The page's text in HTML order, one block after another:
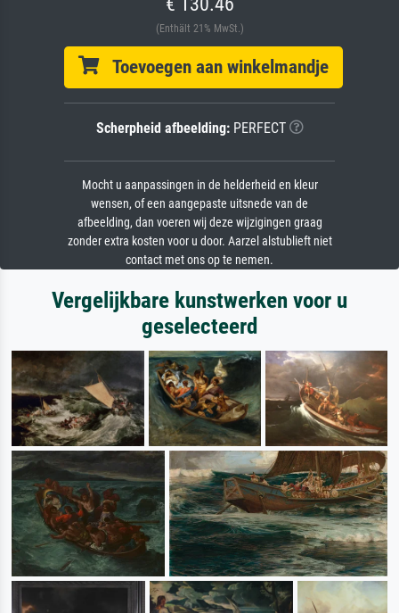
(Enthält 21% MwSt.)
Toevoegen aan winkelmandje
Scherpheid afbeelding:PERFECT
Mocht u aanpassingen in de helderheid en kleur
wensen, of een aangepaste uitsnede van de
afbeelding, dan voeren wij deze wijzigingen graag
zonder extra kosten voor u door. Aarzel alstublieft niet
contact met ons op te nemen.
Vergelijkbare kunstwerken voor u
geselecteerd